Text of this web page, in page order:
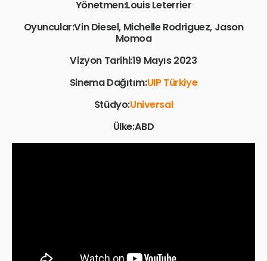
Yönetmen:Louis Leterrier
Oyuncular:Vin Diesel, Michelle Rodriguez, Jason
Momoa
Vizyon Tarihi:19 Mayıs 2023
Sinema Dağıtım:UIP Türkiye
Stüdyo:Universal
Ülke:ABD